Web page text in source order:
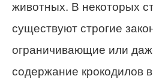
животных. В некоторых
существуют строгие
ограничивающие или
содержание крокодилов